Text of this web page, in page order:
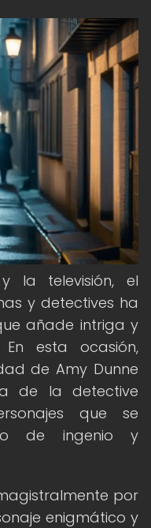
la televisión, el
y detectives ha
añade intriga y
esta ocasión,
de Amy Dunne
de la detective
que se
de ingenio y
por
enigmático y